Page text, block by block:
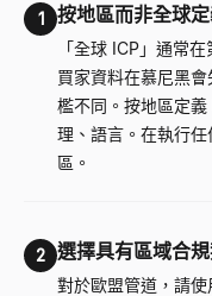
1 按地區而非全球
「全球 ICP」通常
買家資料在慕尼黑
檻不同。按地區定
理、語言。在執行
區。
2 選擇具有區域合
對於歐盟管道，請